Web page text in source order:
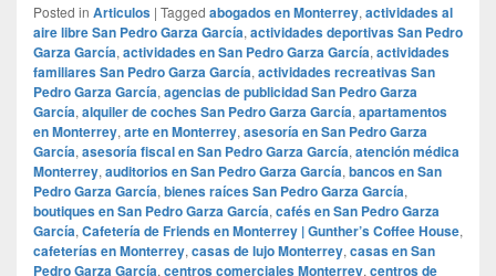
Posted in Articulos | Tagged abogados en Monterrey, actividades al
aire libre San Pedro Garza García, actividades deportivas San Pedro
Garza García, actividades en San Pedro Garza García, actividades
familiares San Pedro Garza García, actividades recreativas San
Pedro Garza García, agencias de publicidad San Pedro Garza
García, alquiler de coches San Pedro Garza García, apartamentos
en Monterrey, arte en Monterrey, asesoría en San Pedro Garza
García, asesoría fiscal en San Pedro Garza García, atención médica
Monterrey, auditorios en San Pedro Garza García, bancos en San
Pedro Garza García, bienes raíces San Pedro Garza García,
boutiques en San Pedro Garza García, cafés en San Pedro Garza
García, Cafetería de Friends en Monterrey | Gunther’s Coffee House,
cafeterías en Monterrey, casas de lujo Monterrey, casas en San
Pedro Garza García, centros comerciales Monterrey, centros de